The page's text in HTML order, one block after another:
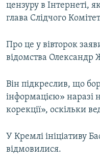
цензуру в Інтернеті,
глава Слідчого
Про це у вівторок
відомства Олександр
Він підкреслив, що
інформацією» наразі
корекції», оскільки
У Кремлі ініціативу
відмовилися.